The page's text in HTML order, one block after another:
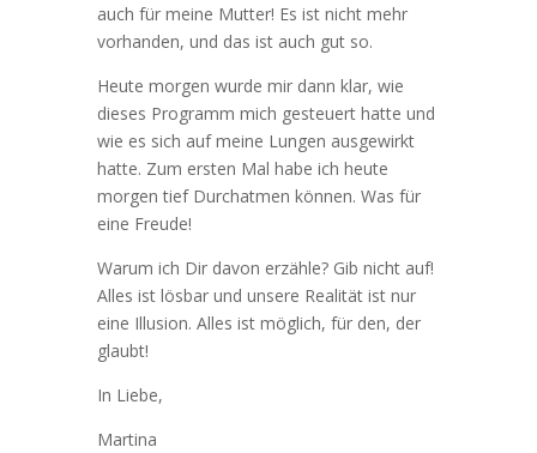
auch für meine Mutter! Es ist nicht mehr
vorhanden, und das ist auch gut so.
Heute morgen wurde mir dann klar, wie
dieses Programm mich gesteuert hatte und
wie es sich auf meine Lungen ausgewirkt
hatte. Zum ersten Mal habe ich heute
morgen tief Durchatmen können. Was für
eine Freude!
Warum ich Dir davon erzähle? Gib nicht auf!
Alles ist lösbar und unsere Realität ist nur
eine Illusion. Alles ist möglich, für den, der
glaubt!
In Liebe,
Martina